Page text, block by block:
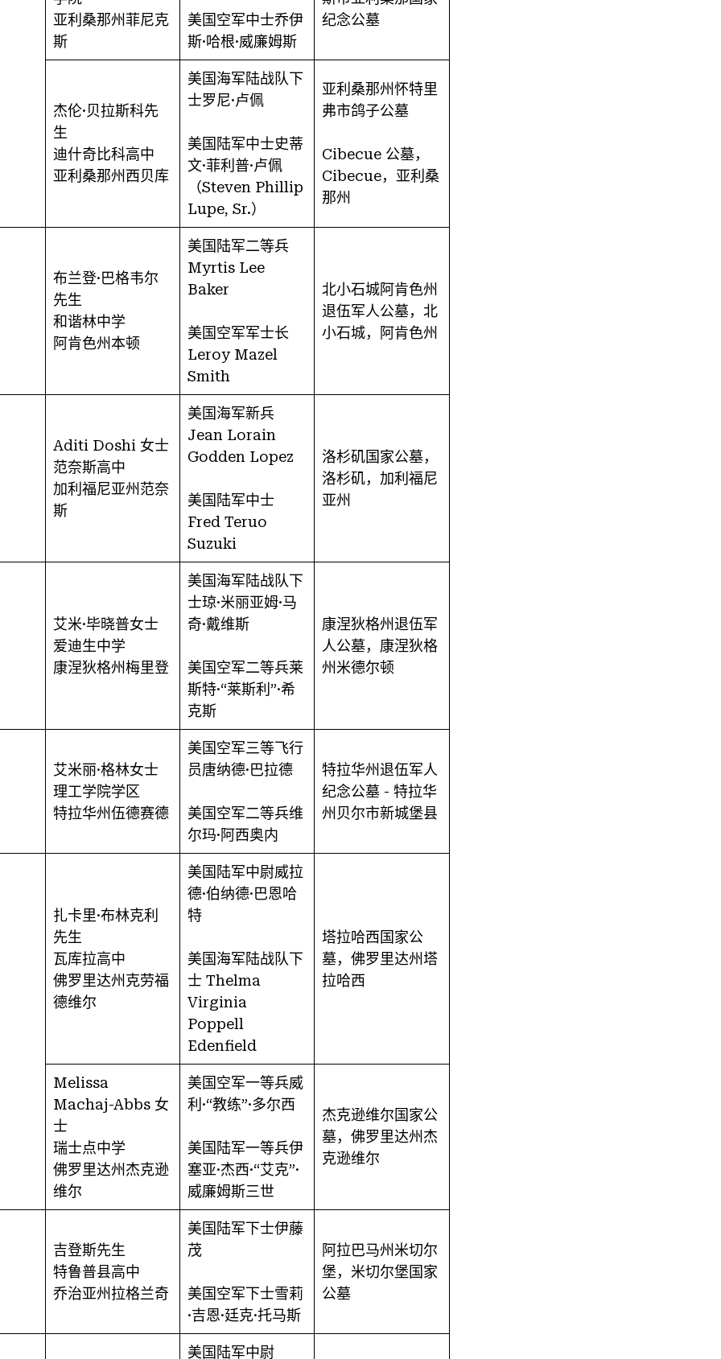
亚利桑那州菲尼克
斯
美国空军中士乔伊
斯·哈根·威廉姆斯
纪念公墓
杰伦·贝拉斯科先
生
迪什奇比科高中
亚利桑那州西贝库
美国海军陆战队下
士罗尼·卢佩
美国陆军中士史蒂
文·菲利普·卢佩
（Steven Phillip
Lupe, Sr.）
亚利桑那州怀特里
弗市鸽子公墓
Cibecue 公墓，
Cibecue，亚利桑
那州
布兰登·巴格韦尔
先生
和谐林中学
阿肯色州本顿
美国陆军二等兵
Myrtis Lee
Baker
美国空军军士长
Leroy Mazel
Smith
北小石城阿肯色州
退伍军人公墓，北
小石城，阿肯色州
Aditi Doshi 女士
范奈斯高中
加利福尼亚州范奈
斯
美国海军新兵
Jean Lorain
Godden Lopez
美国陆军中士
Fred Teruo
Suzuki
洛杉矶国家公墓，
洛杉矶，加利福尼
亚州
艾米·毕晓普女士
爱迪生中学
康涅狄格州梅里登
美国海军陆战队下
士琼·米丽亚姆·马
奇·戴维斯
美国空军二等兵莱
斯特·“莱斯利”·希
克斯
康涅狄格州退伍军
人公墓，康涅狄格
州米德尔顿
艾米丽·格林女士
理工学院学区
特拉华州伍德赛德
美国空军三等飞行
员唐纳德·巴拉德
美国空军二等兵维
尔玛·阿西奥内
特拉华州退伍军人
纪念公墓 - 特拉华
州贝尔市新城堡县
扎卡里·布林克利
先生
瓦库拉高中
佛罗里达州克劳福
德维尔
美国陆军中尉威拉
德·伯纳德·巴恩哈
特
美国海军陆战队下
士 Thelma
Virginia
Poppell
Edenfield
塔拉哈西国家公
墓，佛罗里达州塔
拉哈西
Melissa
Machaj-Abbs 女
士
瑞士点中学
佛罗里达州杰克逊
维尔
美国空军一等兵威
利·“教练”·多尔西
美国陆军一等兵伊
塞亚·杰西·“艾克”·
威廉姆斯三世
杰克逊维尔国家公
墓，佛罗里达州杰
克逊维尔
吉登斯先生
特鲁普县高中
乔治亚州拉格兰奇
美国陆军下士伊藤
茂
美国空军下士雪莉
·吉恩·廷克·托马斯
阿拉巴马州米切尔
堡，米切尔堡国家
公墓
美国陆军中尉